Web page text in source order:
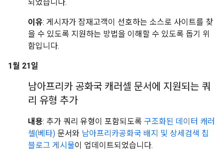
되었습니다.
이유: 게시자가 잠재고객이 선호하는 소스로 사이트를 찾
을 수 있도록 지원하는 방법을 이해할 수 있도록 돕기 위
함입니다.
1월 21일
남아프리카 공화국 캐러셀 문서에 지원되는 쿼
리 유형 추가
내용: 추가 쿼리 유형이 포함되도록 구조화된 데이터 캐러
셀(베타) 문서와 남아프리카공화국 배지 및 상세검색 칩
블로그 게시물이 업데이트되었습니다.